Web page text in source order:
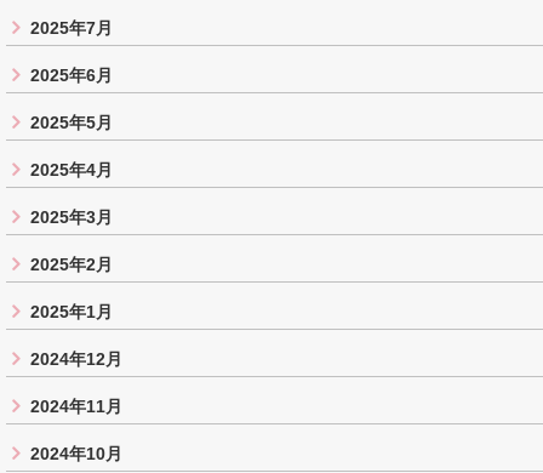
2025年7月
2025年6月
2025年5月
2025年4月
2025年3月
2025年2月
2025年1月
2024年12月
2024年11月
2024年10月